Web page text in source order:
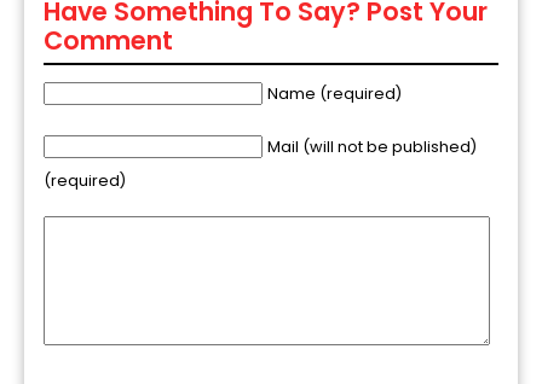
Have Something To Say? Post Your
Comment
Name (required)
Mail (will not be published)
(required)